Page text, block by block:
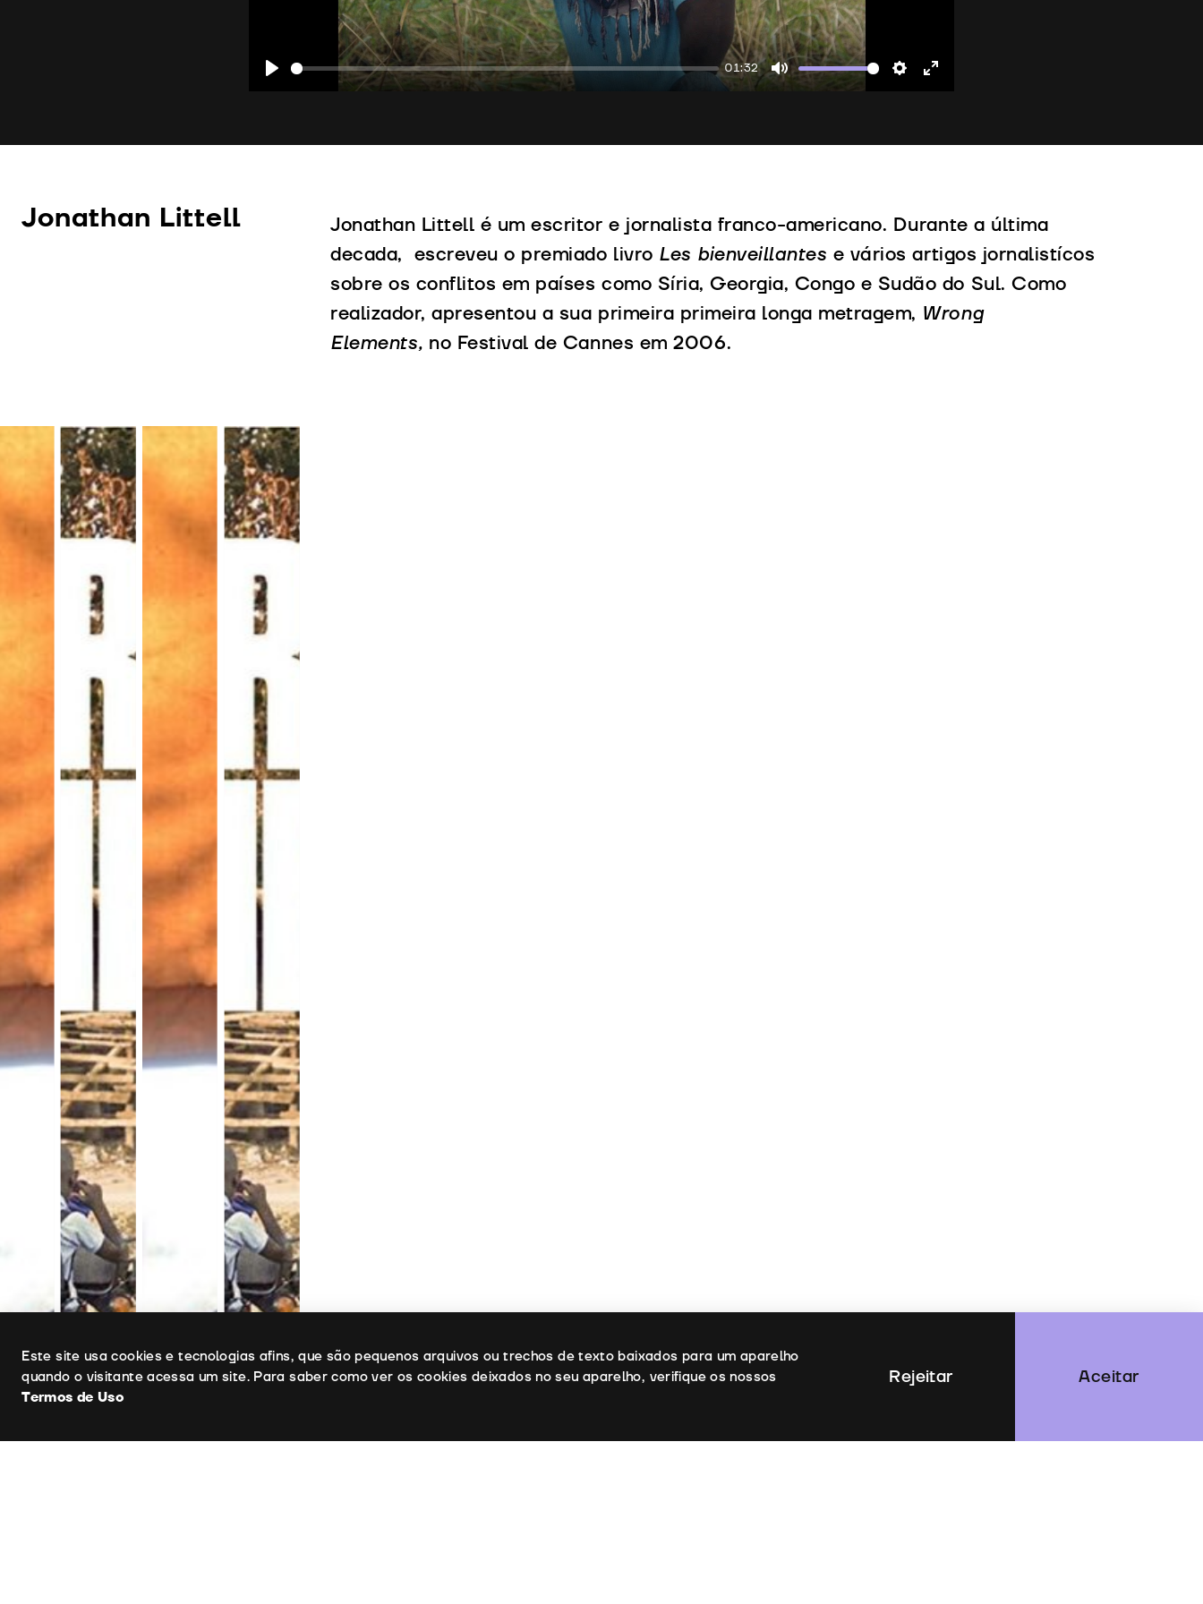
01:32
Mute
Jonathan Littell
Jonathan Littell é um escritor e jornalista franco-americano. Durante a última
decada, escreveu o premiado livro Les bienveillantes e vários artigos jornalistícos
sobre os conflitos em países como Síria, Georgia, Congo e Sudão do Sul. Como
realizador, apresentou a sua primeira primeira longa metragem, Wrong
Elements, no Festival de Cannes em 2006.
Uso de cookies
Este site usa cookies e tecnologias afins, que são pequenos arquivos ou trechos de texto baixados para um aparelho
quando o visitante acessa um site. Para saber como ver os cookies deixados no seu aparelho, verifique os nossos
Termos de Uso
Aceitar
Rejeitar